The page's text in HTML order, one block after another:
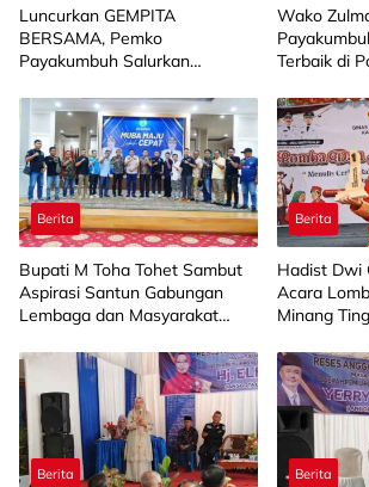
Luncurkan GEMPITA
BERSAMA, Pemko
Payakumbuh Salurkan
kepada 15 KWT
Wako
Terbaik di
Berita
Bupati M Toha Tohet Sambut
Aspirasi Santun Gabungan
Lembaga dan Masyarakat
Berita
Hadist Dwi
Acara
Minang
Berita Berita